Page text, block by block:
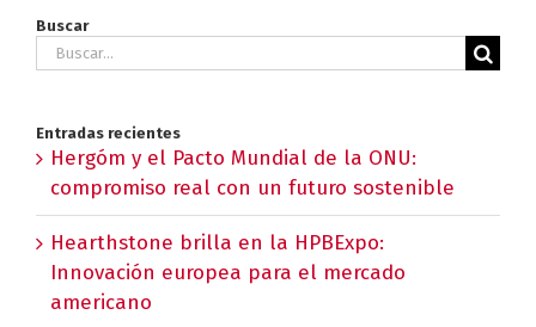
Buscar
Buscar:
Entradas recientes
Hergóm y el Pacto Mundial de la ONU:
compromiso real con un futuro sostenible
Hearthstone brilla en la HPBExpo:
Innovación europea para el mercado
americano